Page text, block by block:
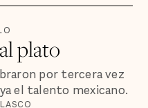
plato
por tercera vez
el talento mexicano.